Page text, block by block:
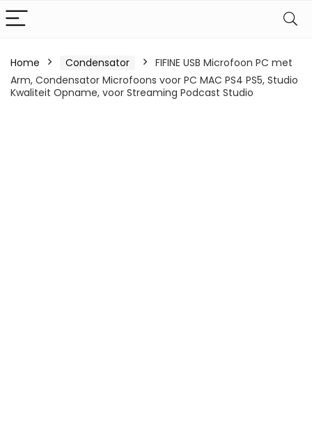
Home Condensator
FIFINE USB Microfoon PC met
Arm, Condensator Microfoons voor PC MAC PS4 PS5, Studio
Kwaliteit Opname, voor Streaming Podcast Studio